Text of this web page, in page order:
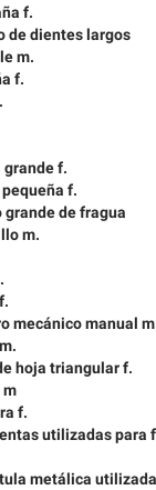
f.
de dientes largos
m.
f.
grande f.
f.
de fragua
m.
mecánico manual
hoja triangular f.
m
f.
utilizadas para
metálica